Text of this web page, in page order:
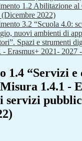
1.2 Abilitazione
(Dicembre 2022)
3.2 “Scuola 4.0:
nuovi ambienti di
Spazi e strumenti
- Erasmus+ 2021- 2027
1.4 “Servizi
1.4.1 -
servizi